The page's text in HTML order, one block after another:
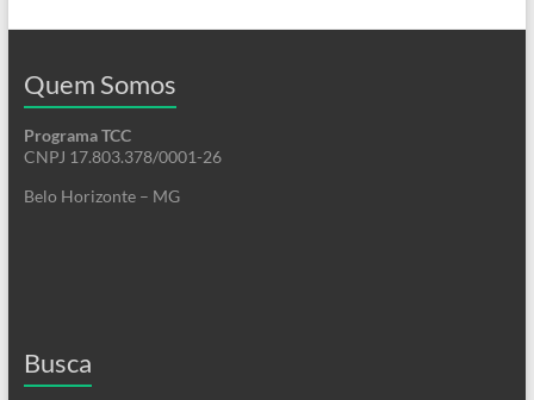
Quem Somos
Programa TCC
CNPJ 17.803.378/0001-26
Belo Horizonte – MG
Busca